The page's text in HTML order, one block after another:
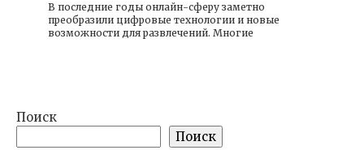
В последние годы онлайн-сферу заметно
преобразили цифровые технологии и новые
возможности для развлечений. Многие
Поиск
Поиск